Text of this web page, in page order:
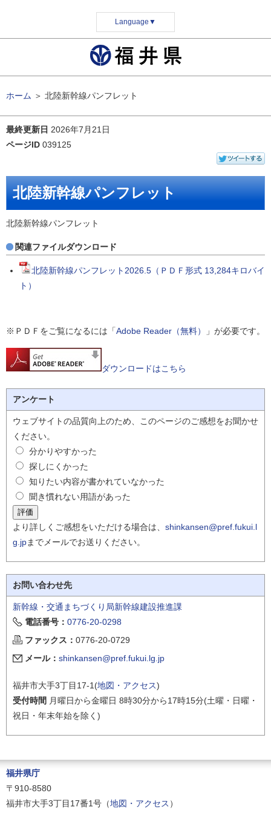
Language ▼
ホーム ＞ 北陸新幹線パンフレット
最終更新日 2026年7月21日
ページID 039125
北陸新幹線パンフレット
北陸新幹線パンフレット
関連ファイルダウンロード
北陸新幹線パンフレット2026.5（ＰＤＦ形式 13,284キロバイ
ト）
※ＰＤＦをご覧になるには「Adobe Reader（無料） 」が必要です。
ダウンロードはこちら
アンケート
ウェブサイトの品質向上のため、このページのご感想をお聞かせ
ください。
分かりやすかった
探しにくかった
知りたい内容が書かれていなかった
聞き慣れない用語があった
より詳しくご感想をいただける場合は、 shinkansen@pref.fukui.l
g.jpまでメールでお送りください。
お問い合わせ先
新幹線・交通まちづくり局新幹線建設推進課
電話番号： 0776-20-0298
ファックス： 0776-20-0729
メール： shinkansen@pref.fukui.lg.jp
福井市大手3丁目17-1(地図・アクセス)
受付時間 月曜日から金曜日 8時30分から17時15分(土曜・日曜・
祝日・年末年始を除く)
福井県庁
〒910-8580
福井市大手3丁目17番1号（地図・アクセス ）